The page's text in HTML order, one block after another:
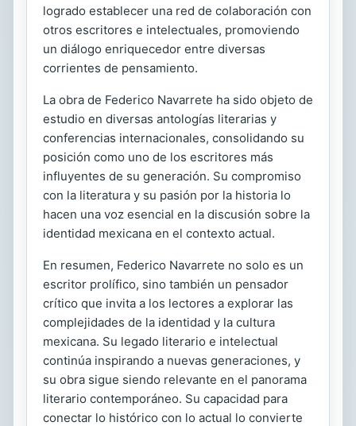
logrado establecer una red de colaboración con
otros escritores e intelectuales, promoviendo
un diálogo enriquecedor entre diversas
corrientes de pensamiento.
La obra de Federico Navarrete ha sido objeto de
estudio en diversas antologías literarias y
conferencias internacionales, consolidando su
posición como uno de los escritores más
influyentes de su generación. Su compromiso
con la literatura y su pasión por la historia lo
hacen una voz esencial en la discusión sobre la
identidad mexicana en el contexto actual.
En resumen, Federico Navarrete no solo es un
escritor prolífico, sino también un pensador
crítico que invita a los lectores a explorar las
complejidades de la identidad y la cultura
mexicana. Su legado literario e intelectual
continúa inspirando a nuevas generaciones, y
su obra sigue siendo relevante en el panorama
literario contemporáneo. Su capacidad para
conectar lo histórico con lo actual lo convierte